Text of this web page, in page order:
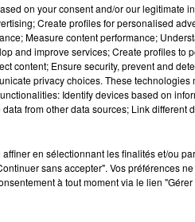
on your consent and/or our legitimate
Create profiles for personalised
Measure content performance;
and improve services; Create profiles to
content; Ensure security, prevent and
privacy choices. These technologies
Identify devices based on
from other data sources; Link different
en sélectionnant les finalités et/ou
sans accepter". Vos préférences
à tout moment via le lien